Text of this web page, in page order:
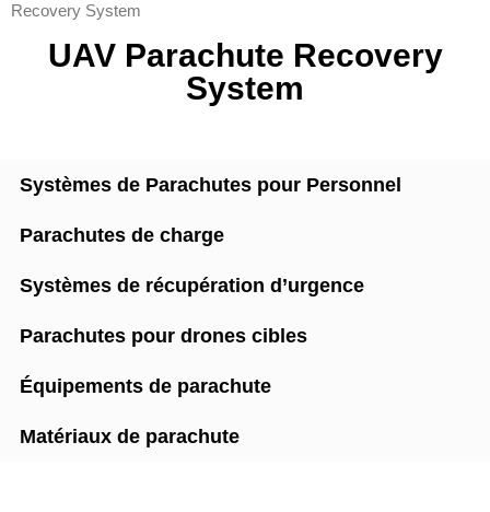
Recovery System
UAV Parachute Recovery
System
Systèmes de Parachutes pour Personnel
Parachutes de charge
Systèmes de récupération d’urgence
Parachutes pour drones cibles
Équipements de parachute
Matériaux de parachute